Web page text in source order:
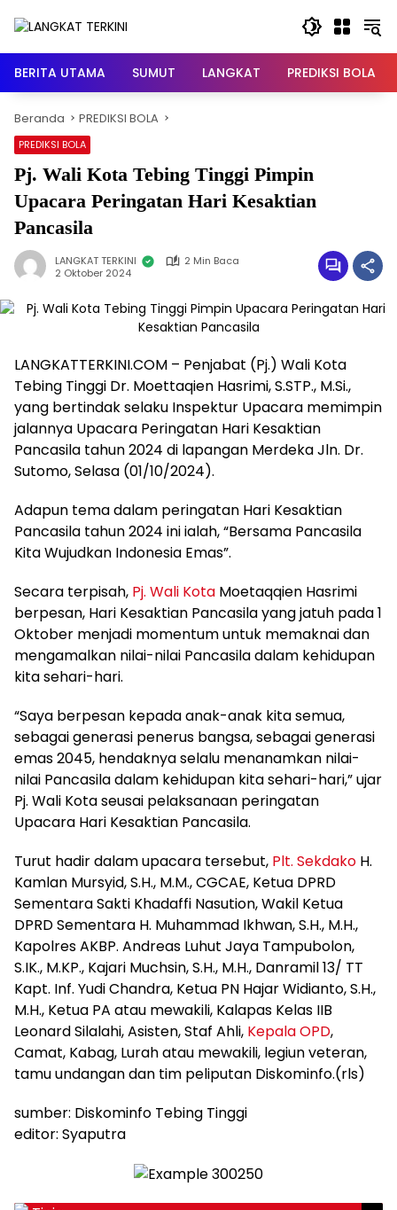
BERITA UTAMA
SUMUT LANGKAT PREDIKSI BOLA
Beranda PREDIKSI BOLA
PREDIKSI BOLA
Pj. Wali Kota Tebing Tinggi Pimpin
Upacara Peringatan Hari Kesaktian
Pancasila
LANGKAT TERKINI
2 Min Baca
2 Oktober 2024
LANGKATTERKINI.COM – Penjabat (Pj.) Wali Kota
Tebing Tinggi Dr. Moettaqien Hasrimi, S.STP., M.Si.,
yang bertindak selaku Inspektur Upacara memimpin
jalannya Upacara Peringatan Hari Kesaktian
Pancasila tahun 2024 di lapangan Merdeka Jln. Dr.
Sutomo, Selasa (01/10/2024).
Adapun tema dalam peringatan Hari Kesaktian
Pancasila tahun 2024 ini ialah, “Bersama Pancasila
Kita Wujudkan Indonesia Emas”.
Secara terpisah, Pj. Wali Kota Moetaqqien Hasrimi
berpesan, Hari Kesaktian Pancasila yang jatuh pada 1
Oktober menjadi momentum untuk memaknai dan
mengamalkan nilai-nilai Pancasila dalam kehidupan
kita sehari-hari.
“Saya berpesan kepada anak-anak kita semua,
sebagai generasi penerus bangsa, sebagai generasi
emas 2045, hendaknya selalu menanamkan nilai-
nilai Pancasila dalam kehidupan kita sehari-hari,” ujar
Pj. Wali Kota seusai pelaksanaan peringatan
Upacara Hari Kesaktian Pancasila.
Turut hadir dalam upacara tersebut, Plt. Sekdako H.
Kamlan Mursyid, S.H., M.M., CGCAE, Ketua DPRD
Sementara Sakti Khadaffi Nasution, Wakil Ketua
DPRD Sementara H. Muhammad Ikhwan, S.H., M.H.,
Kapolres AKBP. Andreas Luhut Jaya Tampubolon,
S.IK., M.KP., Kajari Muchsin, S.H., M.H., Danramil 13/ TT
Kapt. Inf. Yudi Chandra, Ketua PN Hajar Widianto, S.H.,
M.H., Ketua PA atau mewakili, Kalapas Kelas IIB
Leonard Silalahi, Asisten, Staf Ahli, Kepala OPD,
Camat, Kabag, Lurah atau mewakili, legiun veteran,
tamu undangan dan tim peliputan Diskominfo.(rls)
sumber: Diskominfo Tebing Tinggi
editor: Syaputra